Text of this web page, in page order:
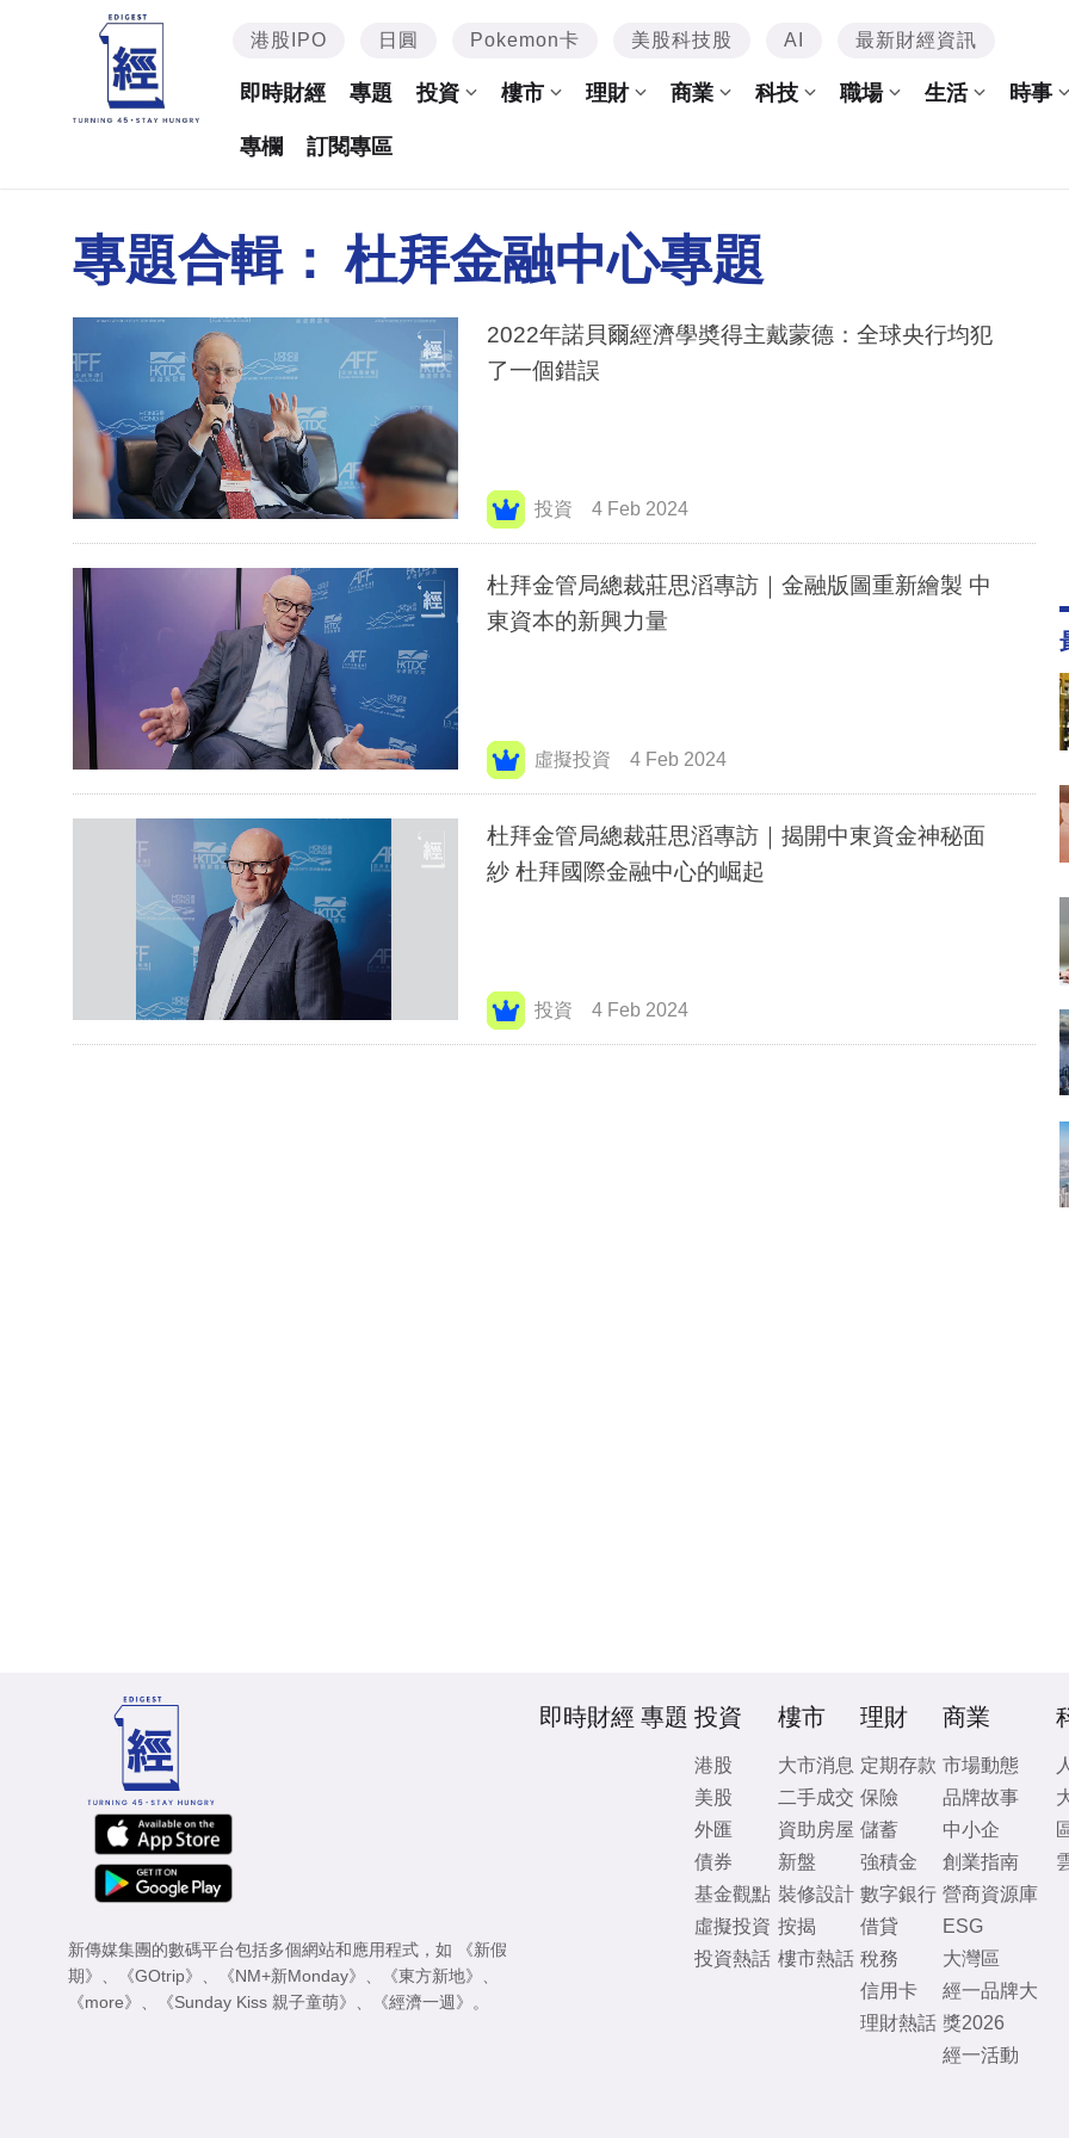
港股IPO 日圓 Pokemon卡 美股科技股 AI 最新財經資訊
即時財經 專題 投資 樓市 理財 商業 科技 職場 生活 時事
專欄 訂閱專區
專題合輯： 杜拜金融中心專題
2022年諾貝爾經濟學奬得主戴蒙德：全球央行均犯
了一個錯誤
投資 4 Feb 2024
杜拜金管局總裁莊思滔專訪｜金融版圖重新繪製 中
東資本的新興力量
虛擬投資 4 Feb 2024
杜拜金管局總裁莊思滔專訪｜揭開中東資金神秘面
紗 杜拜國際金融中心的崛起
投資 4 Feb 2024
新傳媒集團的數碼平台包括多個網站和應用程式，如
《新假
期》
《GOtrip》 《NM+新Monday》 《東方新地》
《more》
《Sunday Kiss 親子童萌》 《經濟一週》 。
即時財經 專題 投資
港股
美股
外匯
債券
基金觀點
虛擬投資
投資熱話
樓市
大市消息
二手成交
資助房屋
新盤
裝修設計
按揭
樓市熱話
理財
定期存款
保險
儲蓄
強積金
數字銀行
借貸
稅務
信用卡
理財熱話
商業
市場動態
品牌故事
中小企
創業指南
營商資源庫
ESG
大灣區
經一品牌大
獎2026
經一活動